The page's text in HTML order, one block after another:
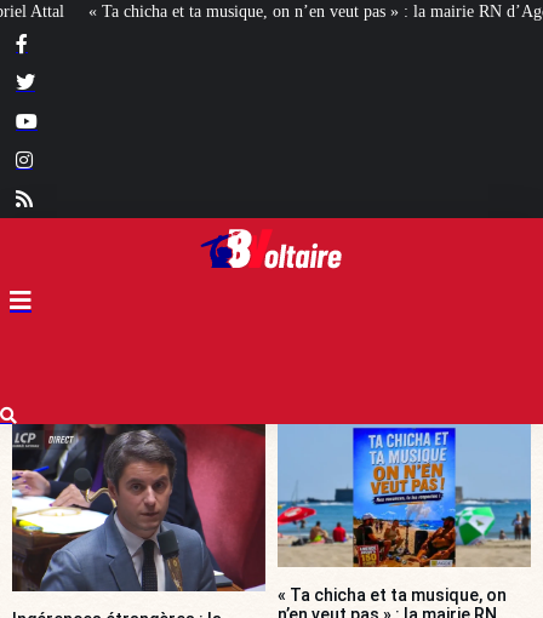
on n’en veut pas » : la mairie RN d’Agde face à la meute «
« Ta chicha et ta musique, on